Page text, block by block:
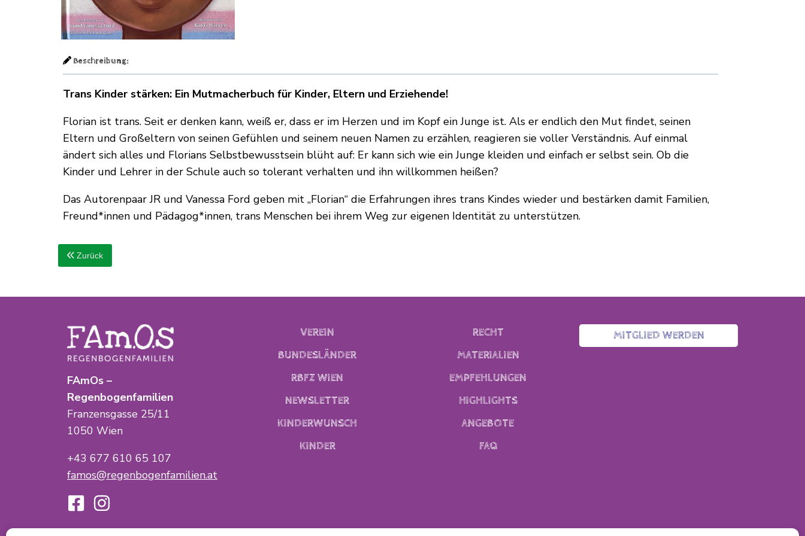
Beschreibung:
Trans Kinder stärken: Ein Mutmacherbuch für Kinder, Eltern und Erziehende!
Florian ist trans. Seit er denken kann, weiß er, dass er im Herzen und im Kopf ein Junge ist. Als er endlich den Mut findet, seinen
Eltern und Großeltern von seinen Gefühlen und seinem neuen Namen zu erzählen, reagieren sie voller Verständnis. Auf einmal
ändert sich alles und Florians Selbstbewusstsein blüht auf: Er kann sich wie ein Junge kleiden und einfach er selbst sein. Ob die
Kinder und Lehrer in der Schule auch so tolerant verhalten und ihn willkommen heißen?
Das Autorenpaar JR und Vanessa Ford geben mit „Florian“ die Erfahrungen ihres trans Kindes wieder und bestärken damit Familien,
Freund*innen und Pädagog*innen, trans Menschen bei ihrem Weg zur eigenen Identität zu unterstützen.
Zurück
FAmOs –
Regenbogenfamilien
Franzensgasse 25/11
1050 Wien
+43 677 610 65 107
famos@regenbogenfamilien.at
VEREIN
BUNDESLÄNDER
RBFZ WIEN
NEWSLETTER
KINDERWUNSCH
KINDER
RECHT
MATERIALIEN
EMPFEHLUNGEN
HIGHLIGHTS
ANGEBOTE
FAQ
MITGLIED WERDEN